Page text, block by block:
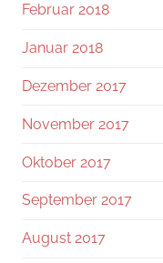
Februar 2018
Januar 2018
Dezember 2017
November 2017
Oktober 2017
September 2017
August 2017